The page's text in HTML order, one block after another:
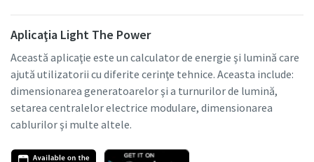
Aplicaţia Light The Power
Această aplicaţie este un calculator de energie şi lumină care
ajută utilizatorii cu diferite cerinţe tehnice. Aceasta include:
dimensionarea generatoarelor şi a turnurilor de lumină,
setarea centralelor electrice modulare, dimensionarea
cablurilor şi multe altele.